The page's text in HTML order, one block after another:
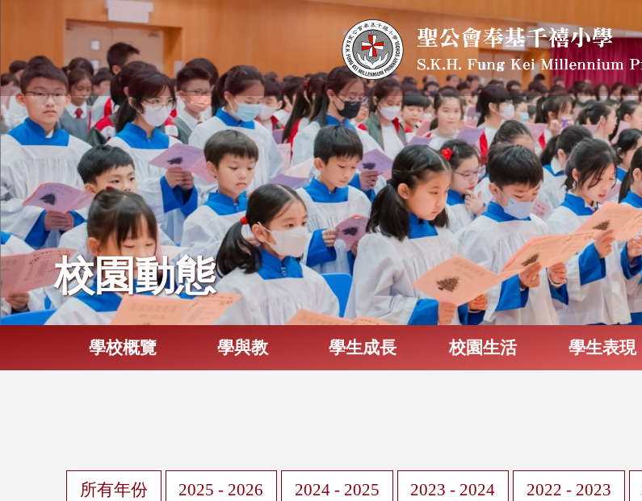
校園動態
學校概覽 學與教 學生成長 校園生活 學生表現
所有年份 2025 - 2026 2024 - 2025 2023 - 2024 2022 - 2023